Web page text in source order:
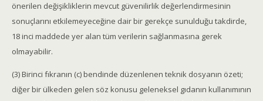
önerilen değişikliklerin mevcut güvenilirlik değerlendirmesinin
sonuçlarını etkilemeyeceğine dair bir gerekçe sunulduğu takdirde,
18 inci maddede yer alan tüm verilerin sağlanmasına gerek
olmayabilir.
(3) Birinci fıkranın (c) bendinde düzenlenen teknik dosyanın özeti;
diğer bir ülkeden gelen söz konusu geleneksel gıdanın kullanımının